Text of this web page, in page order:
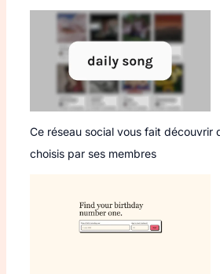
Ce réseau social vous fait découvrir
choisis par ses membres